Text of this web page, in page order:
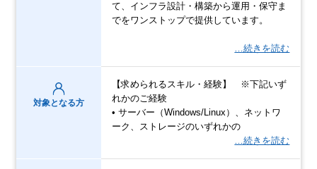
て、インフラ設計・構築から運用・保守ま
でをワンストップで提供しています。
…続きを読む
対象となる方
【求められるスキル・経験】 ※下記いず
れかのご経験
• サーバー（Windows/Linux）、ネットワ
ーク、ストレージのいずれかの
…続きを読む